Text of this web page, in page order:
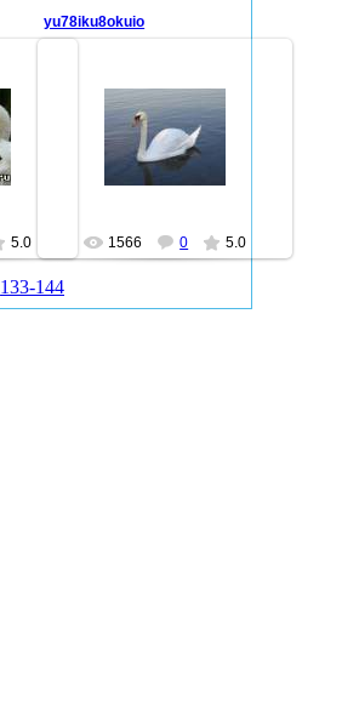
5.0
yu78iku8okuio
26.10.2010
farid47
1566 0 5.0
133-144